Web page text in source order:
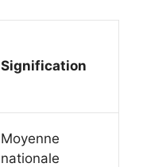
Signification
Moyenne
nationale